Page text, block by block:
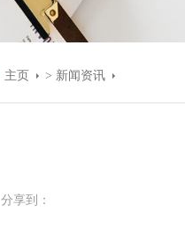
主页 > 新闻资讯
分享到：